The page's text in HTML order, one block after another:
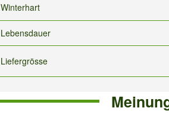
Winterhart
Lebensdauer
Liefergrösse